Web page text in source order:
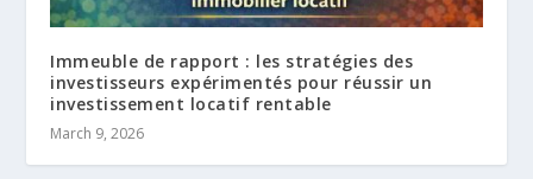
Immeuble de rapport : les stratégies des
investisseurs expérimentés pour réussir un
investissement locatif rentable
March 9, 2026